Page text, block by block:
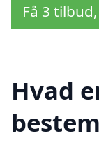
Få 3
Hvad